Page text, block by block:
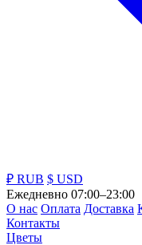
₽ RUB $ USD
Ежедневно 07:00–23:00
О нас Оплата Доставка
Контакты
Цветы